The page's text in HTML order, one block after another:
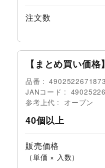
注文数
【まとめ買い価格】
品番
4902522671873
JANコード
参考上代
オープン
40個以上
販売価格
（単価 × 入数）